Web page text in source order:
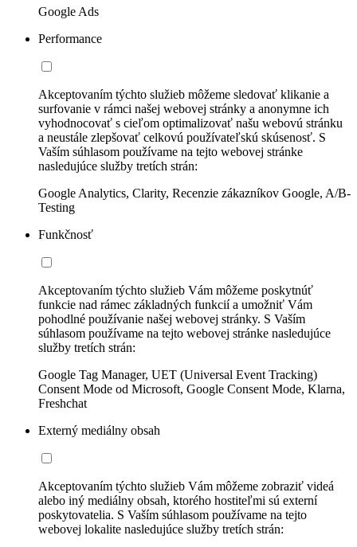
Google Ads
Performance
Akceptovaním týchto služieb môžeme sledovať klikanie a
surfovanie v rámci našej webovej stránky a anonymne ich
vyhodnocovať s cieľom optimalizovať našu webovú stránku
a neustále zlepšovať celkovú používateľskú skúsenosť. S
Vaším súhlasom používame na tejto webovej stránke
nasledujúce služby tretích strán:
Google Analytics, Clarity, Recenzie zákazníkov Google, A/B-
Testing
Funkčnosť
Akceptovaním týchto služieb Vám môžeme poskytnúť
funkcie nad rámec základných funkcií a umožniť Vám
pohodlné používanie našej webovej stránky. S Vaším
súhlasom používame na tejto webovej stránke nasledujúce
služby tretích strán:
Google Tag Manager, UET (Universal Event Tracking)
Consent Mode od Microsoft, Google Consent Mode, Klarna,
Freshchat
Externý mediálny obsah
Akceptovaním týchto služieb Vám môžeme zobraziť videá
alebo iný mediálny obsah, ktorého hostiteľmi sú externí
poskytovatelia. S Vaším súhlasom používame na tejto
webovej lokalite nasledujúce služby tretích strán: